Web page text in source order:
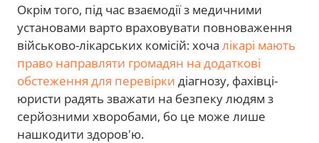
Окрім того, під час взаємодії з медичними
установами варто враховувати повноваження
військово-лікарських комісій: хоча лікарі мають
право направляти громадян на додаткові
обстеження для перевірки діагнозу, фахівці-
юристи радять зважати на безпеку людям з
серйозними хворобами, бо це може лише
нашкодити здоров'ю.